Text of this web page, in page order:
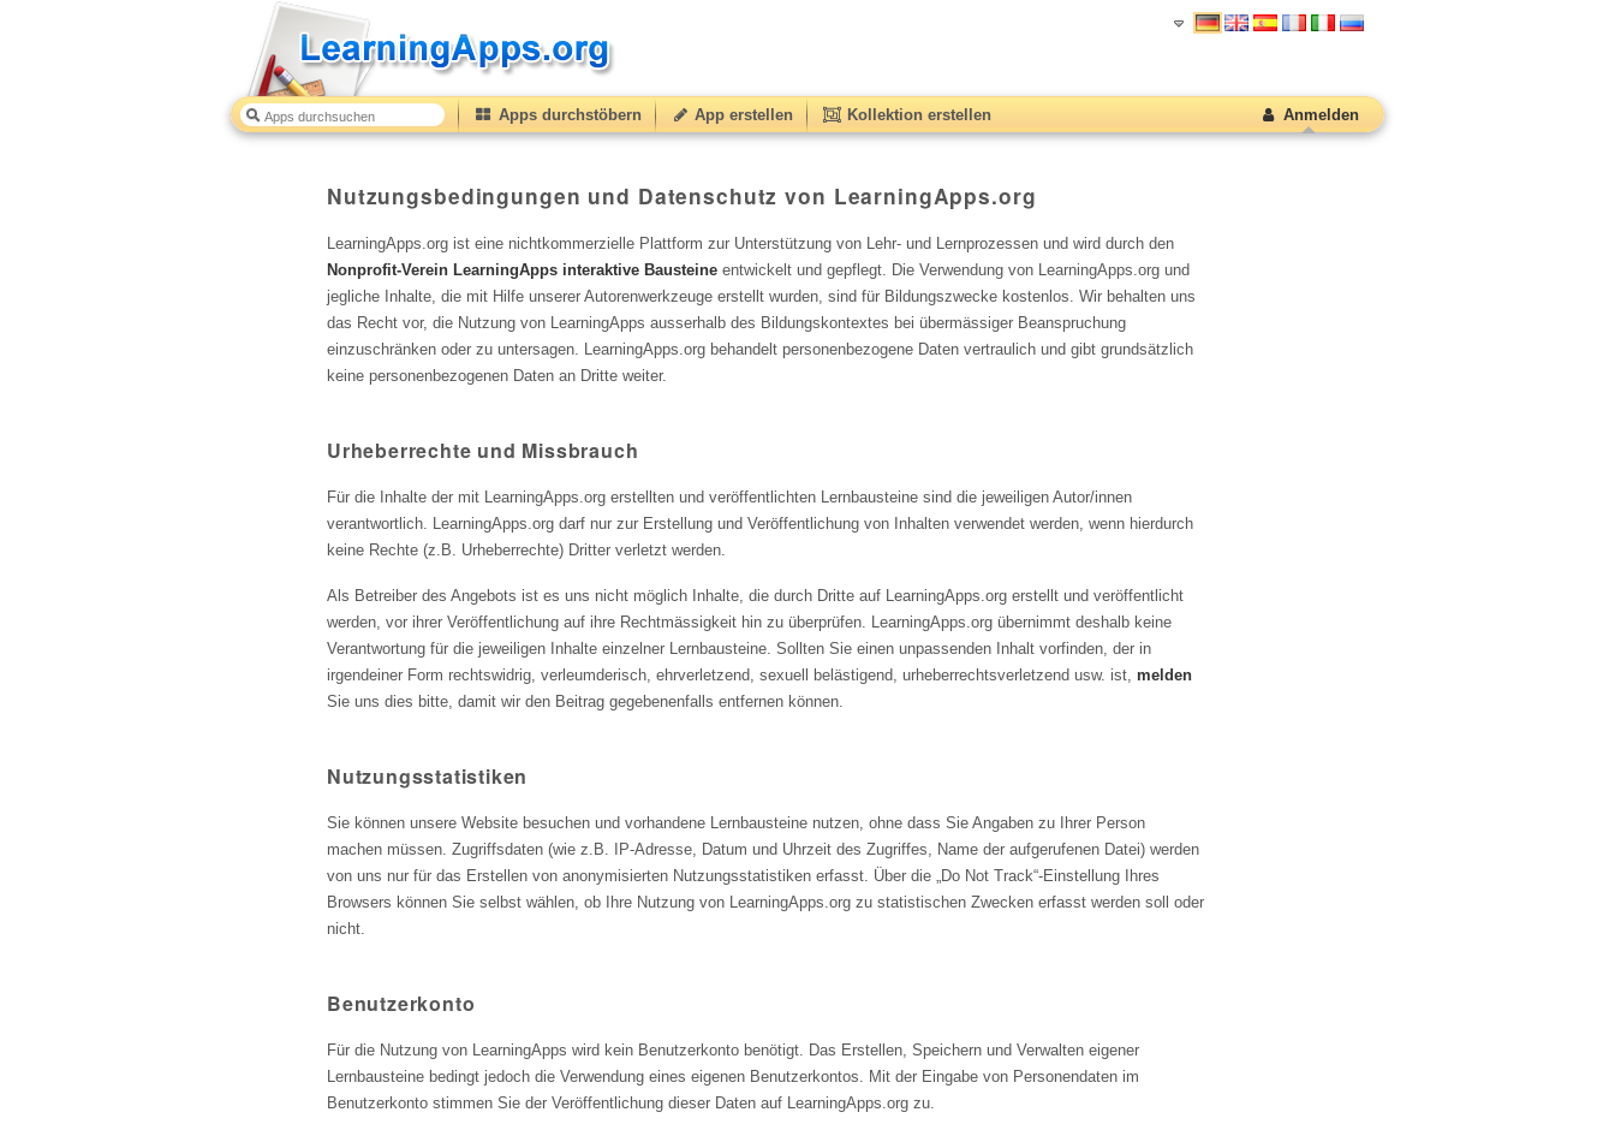
Apps durchstöbern App erstellen Kollektion erstellen Anmelden
Nutzungsbedingungen und Datenschutz von LearningApps.org
LearningApps.org ist eine nichtkommerzielle Plattform zur Unterstützung von Lehr- und Lernprozessen und wird durch den
Nonprofit-Verein LearningApps interaktive Bausteine entwickelt und gepflegt. Die Verwendung von LearningApps.org und
jegliche Inhalte, die mit Hilfe unserer Autorenwerkzeuge erstellt wurden, sind für Bildungszwecke kostenlos. Wir behalten uns
das Recht vor, die Nutzung von LearningApps ausserhalb des Bildungskontextes bei übermässiger Beanspruchung
einzuschränken oder zu untersagen. LearningApps.org behandelt personenbezogene Daten vertraulich und gibt grundsätzlich
keine personenbezogenen Daten an Dritte weiter.
Urheberrechte und Missbrauch
Für die Inhalte der mit LearningApps.org erstellten und veröffentlichten Lernbausteine sind die jeweiligen Autor/innen
verantwortlich. LearningApps.org darf nur zur Erstellung und Veröffentlichung von Inhalten verwendet werden, wenn hierdurch
keine Rechte (z.B. Urheberrechte) Dritter verletzt werden.
Als Betreiber des Angebots ist es uns nicht möglich Inhalte, die durch Dritte auf LearningApps.org erstellt und veröffentlicht
werden, vor ihrer Veröffentlichung auf ihre Rechtmässigkeit hin zu überprüfen. LearningApps.org übernimmt deshalb keine
Verantwortung für die jeweiligen Inhalte einzelner Lernbausteine. Sollten Sie einen unpassenden Inhalt vorfinden, der in
irgendeiner Form rechtswidrig, verleumderisch, ehrverletzend, sexuell belästigend, urheberrechtsverletzend usw. ist, melden
Sie uns dies bitte, damit wir den Beitrag gegebenenfalls entfernen können.
Nutzungsstatistiken
Sie können unsere Website besuchen und vorhandene Lernbausteine nutzen, ohne dass Sie Angaben zu Ihrer Person
machen müssen. Zugriffsdaten (wie z.B. IP-Adresse, Datum und Uhrzeit des Zugriffes, Name der aufgerufenen Datei) werden
von uns nur für das Erstellen von anonymisierten Nutzungsstatistiken erfasst. Über die „Do Not Track“-Einstellung Ihres
Browsers können Sie selbst wählen, ob Ihre Nutzung von LearningApps.org zu statistischen Zwecken erfasst werden soll oder
nicht.
Benutzerkonto
Für die Nutzung von LearningApps wird kein Benutzerkonto benötigt. Das Erstellen, Speichern und Verwalten eigener
Lernbausteine bedingt jedoch die Verwendung eines eigenen Benutzerkontos. Mit der Eingabe von Personendaten im
Benutzerkonto stimmen Sie der Veröffentlichung dieser Daten auf LearningApps.org zu.